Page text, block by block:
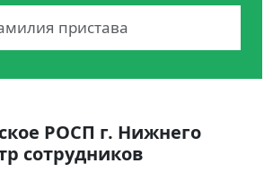
РОСП г. Нижнего
сотрудников